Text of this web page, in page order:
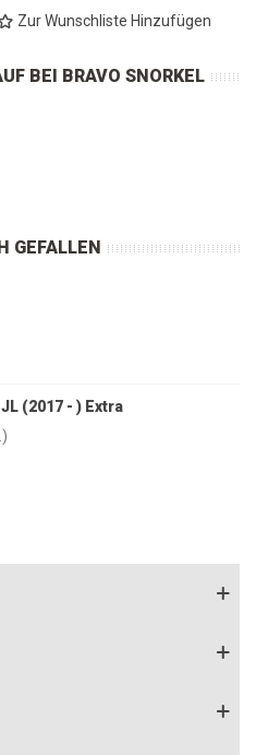
Zur Wunschliste Hinzufügen
BEI BRAVO SNORKEL
GEFALLEN
JL (2017 - ) Extra